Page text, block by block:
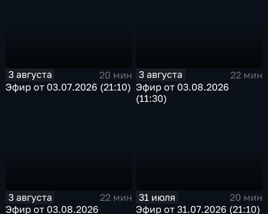
3 августа
20 мин
Эфир от 03.07.2026 (21:10)
3 августа
22 мин
Эфир от 03.08.2026
(11:30)
3 августа
22 мин
Эфир от 03.08.2026
31 июля
20 мин
Эфир от 31.07.2026 (21:10)